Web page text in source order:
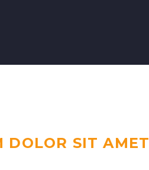
DOLOR SIT AMET